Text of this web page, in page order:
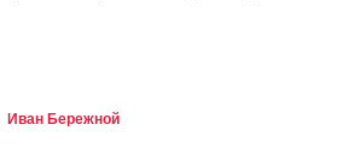
Иван Бережной